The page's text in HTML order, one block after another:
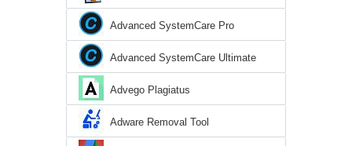
Advanced SystemCare Pro
Advanced SystemCare Ultimate
Advego Plagiatus
Adware Removal Tool